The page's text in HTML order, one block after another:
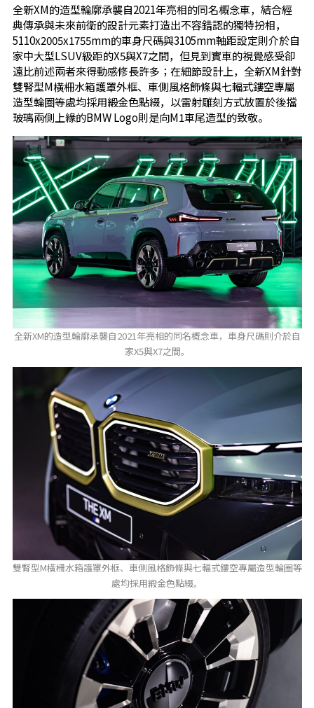
全新XM的造型輪廓承襲自2021年亮相的同名概念車，結合經
典傳承與未來前衛的設計元素打造出不容錯認的獨特扮相，
5110x2005x1755mm的車身尺碼與3105mm軸距設定則介於自
家中大型LSUV級距的X5與X7之間，但見到實車的視覺感受卻
遠比前述兩者來得動感修長許多；在細節設計上，全新XM針對
雙腎型M橫柵水箱護罩外框、車側風格飾條與七輻式鏤空專屬
造型輪圈等處均採用緞金色點綴，以雷射雕刻方式放置於後擋
玻璃兩側上緣的BMW Logo則是向M1車尾造型的致敬。
全新XM的造型輪廓承襲自2021年亮相的同名概念車，車身尺碼則介於自
家X5與X7之間。
雙腎型M橫柵水箱護罩外框、車側風格飾條與七輻式鏤空專屬造型輪圈等
處均採用緞金色點綴。